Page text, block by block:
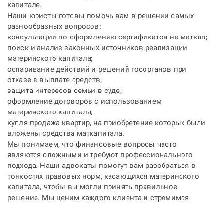
капитале.
Наши юристы готовы помочь вам в решении самых
разнообразных вопросов:
консультации по оформлению сертификатов на маткап;
поиск и анализ законных источников реализации
материнского капитала;
оспаривание действий и решений госорганов при
отказе в выплате средств;
защита интересов семьи в суде;
оформление договоров с использованием
материнского капитала;
купля-продажа квартир, на приобретение которых были
вложены средства маткапитала.
Мы понимаем, что финансовые вопросы часто
являются сложными и требуют профессионального
подхода. Наши адвокаты помогут вам разобраться в
тонкостях правовых норм, касающихся материнского
капитала, чтобы вы могли принять правильное
решение. Мы ценим каждого клиента и стремимся